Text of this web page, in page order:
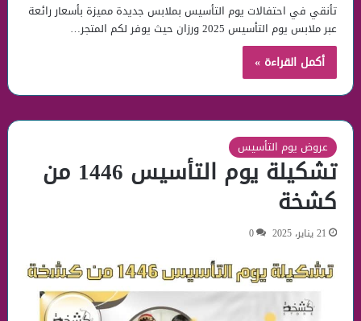
تأنقي في احتفالات يوم التأسيس بملابس جديدة مميزة بأسعار رائعة
عبر ملابس يوم التأسيس 2025 ورزان حيث يوفر لكم المتجر…
أكمل القراءة »
عروض يوم التأسيس
تشكيلة يوم التأسيس 1446 من
كشخة
21 يناير، 2025 0